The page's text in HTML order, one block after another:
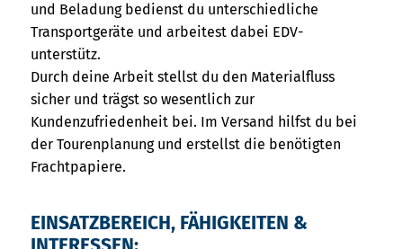
und Beladung bedienst du unterschiedliche
Transportgeräte und arbeitest dabei EDV-
unterstütz.
Durch deine Arbeit stellst du den Materialfluss
sicher und trägst so wesentlich zur
Kundenzufriedenheit bei. Im Versand hilfst du bei
der Tourenplanung und erstellst die benötigten
Frachtpapiere.
EINSATZBEREICH, FÄHIGKEITEN &